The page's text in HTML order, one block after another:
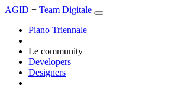
AGID + Team Digitale
Piano Triennale
Le community
Developers
Designers